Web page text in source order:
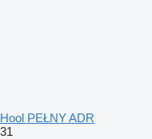
Hool PEŁNY ADR
31